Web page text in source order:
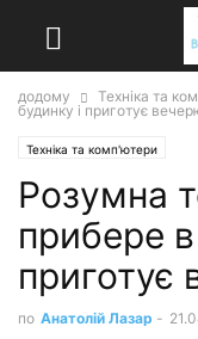
додому Техніка та
будинку і приготує
Техніка та комп'ютери
Розумна
прибере
приготує
по Анатолій Лазар -